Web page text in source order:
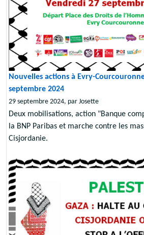
Nouvelles actions à Evry-
septembre 2024
29 septembre 2024, par Josette
Deux mobilisations, action "Banque
la BNP Paribas et marche contre les
Cisjordanie.